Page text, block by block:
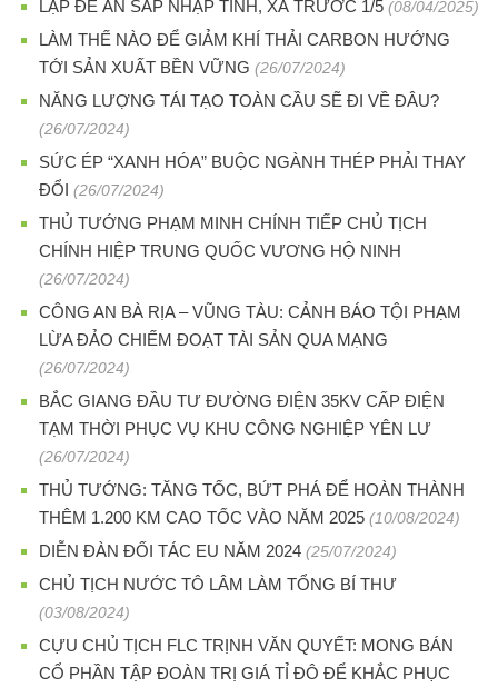
LẬP ĐỀ ÁN SÁP NHẬP TỈNH, XÃ TRƯỚC 1/5 (08/04/2025)
LÀM THẾ NÀO ĐỂ GIẢM KHÍ THẢI CARBON HƯỚNG
TỚI SẢN XUẤT BỀN VỮNG (26/07/2024)
NĂNG LƯỢNG TÁI TẠO TOÀN CẦU SẼ ĐI VỀ ĐÂU?
(26/07/2024)
SỨC ÉP “XANH HÓA” BUỘC NGÀNH THÉP PHẢI THAY
ĐỔI (26/07/2024)
THỦ TƯỚNG PHẠM MINH CHÍNH TIẾP CHỦ TỊCH
CHÍNH HIỆP TRUNG QUỐC VƯƠNG HỘ NINH
(26/07/2024)
CÔNG AN BÀ RỊA – VŨNG TÀU: CẢNH BÁO TỘI PHẠM
LỪA ĐẢO CHIẾM ĐOẠT TÀI SẢN QUA MẠNG
(26/07/2024)
BẮC GIANG ĐẦU TƯ ĐƯỜNG ĐIỆN 35KV CẤP ĐIỆN
TẠM THỜI PHỤC VỤ KHU CÔNG NGHIỆP YÊN LƯ
(26/07/2024)
THỦ TƯỚNG: TĂNG TỐC, BỨT PHÁ ĐỂ HOÀN THÀNH
THÊM 1.200 KM CAO TỐC VÀO NĂM 2025 (10/08/2024)
DIỄN ĐÀN ĐỐI TÁC EU NĂM 2024 (25/07/2024)
CHỦ TỊCH NƯỚC TÔ LÂM LÀM TỔNG BÍ THƯ
(03/08/2024)
CỰU CHỦ TỊCH FLC TRỊNH VĂN QUYẾT: MONG BÁN
CỔ PHẦN TẬP ĐOÀN TRỊ GIÁ TỈ ĐÔ ĐỂ KHẮC PHỤC